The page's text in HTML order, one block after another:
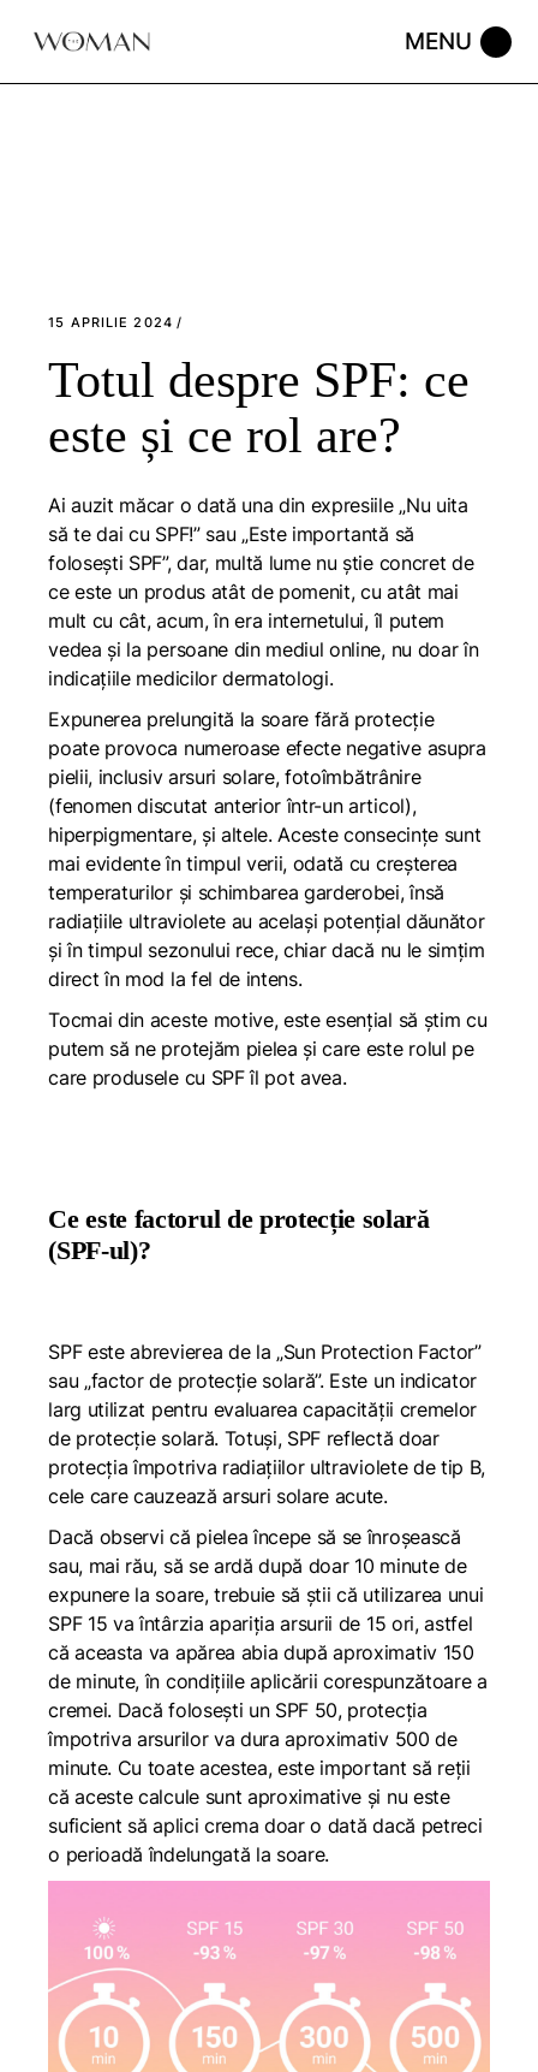
15 APRILIE 2024
Totul despre SPF: ce
este și ce rol are?
Ai auzit măcar o dată una din expresiile „Nu uita
să te dai cu SPF!” sau „Este importantă să
folosești SPF”, dar, multă lume nu știe concret de
ce este un produs atât de pomenit, cu atât mai
mult cu cât, acum, în era internetului, îl putem
vedea și la persoane din mediul online, nu doar în
indicațiile medicilor dermatologi.
Expunerea prelungită la soare fără protecție
poate provoca numeroase efecte negative asupra
pielii, inclusiv arsuri solare, fotoîmbătrânire
(fenomen discutat anterior într-un articol),
hiperpigmentare, și altele. Aceste consecințe sunt
mai evidente în timpul verii, odată cu creșterea
temperaturilor și schimbarea garderobei, însă
radiațiile ultraviolete au același potențial dăunător
și în timpul sezonului rece, chiar dacă nu le simțim
direct în mod la fel de intens.
Tocmai din aceste motive, este esențial să știm cu
putem să ne protejăm pielea și care este rolul pe
care produsele cu SPF îl pot avea.
Ce este factorul de protecție solară
(SPF-ul)?
SPF este abrevierea de la „Sun Protection Factor”
sau „factor de protecție solară”. Este un indicator
larg utilizat pentru evaluarea capacității cremelor
de protecție solară. Totuși, SPF reflectă doar
protecția împotriva radiațiilor ultraviolete de tip B,
cele care cauzează arsuri solare acute.
Dacă observi că pielea începe să se înroșească
sau, mai rău, să se ardă după doar 10 minute de
expunere la soare, trebuie să știi că utilizarea unui
SPF 15 va întârzia apariția arsurii de 15 ori, astfel
că aceasta va apărea abia după aproximativ 150
de minute, în condițiile aplicării corespunzătoare a
cremei. Dacă folosești un SPF 50, protecția
împotriva arsurilor va dura aproximativ 500 de
minute. Cu toate acestea, este important să reții
că aceste calcule sunt aproximative și nu este
suficient să aplici crema doar o dată dacă petreci
o perioadă îndelungată la soare.